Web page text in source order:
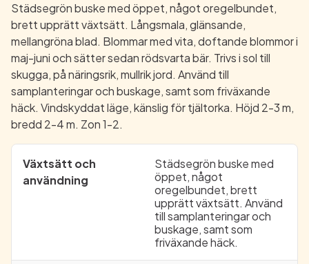
Städsegrön buske med öppet, något oregelbundet,
brett upprätt växtsätt. Långsmala, glänsande,
mellangröna blad. Blommar med vita, doftande blommor i
maj-juni och sätter sedan rödsvarta bär. Trivs i sol till
skugga, på näringsrik, mullrik jord. Använd till
samplanteringar och buskage, samt som friväxande
häck. Vindskyddat läge, känslig för tjältorka. Höjd 2-3 m,
bredd 2-4 m. Zon 1-2.
Växtsätt och
användning
Städsegrön buske med
öppet, något
oregelbundet, brett
upprätt växtsätt. Använd
till samplanteringar och
buskage, samt som
friväxande häck.